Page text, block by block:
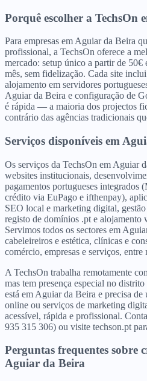
Porquê escolher a TechsOn
Para empresas em Aguiar da Beira
profissional, a TechsOn oferece a
mercado: setup único a partir de 50€
mês, sem fidelização. Cada site
alojamento em servidores
Aguiar da Beira e configuração de
é rápida — a maioria dos projectos
contrário das agências tradicionais
Serviços disponíveis em
Os serviços da TechsOn em Aguiar
websites institucionais,
pagamentos portugueses
crédito via EuPago e ifthenpay),
SEO local e marketing digital,
registo de domínios .pt e alojamento
Servimos todos os sectores em
cabeleireiros e estética, clínicas e
comércio, empresas e serviços, entre
A TechsOn trabalha remotamente
mas tem presença especial no
está em Aguiar da Beira e precisa
online ou serviços de marketing
acessível, rápida e profissional.
935 315 306) ou visite techson.pt
Perguntas frequentes sobre
Aguiar da Beira